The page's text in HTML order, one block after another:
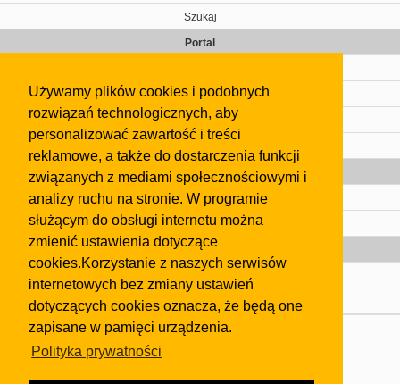
Używamy plików cookies i podobnych
rozwiązań technologicznych, aby
personalizować zawartość i treści
reklamowe, a także do dostarczenia funkcji
związanych z mediami społecznościowymi i
analizy ruchu na stronie. W programie
służącym do obsługi internetu można
zmienić ustawienia dotyczące
cookies.Korzystanie z naszych serwisów
internetowych bez zmiany ustawień
dotyczących cookies oznacza, że będą one
zapisane w pamięci urządzenia.
Polityka prywatności
Szukaj
Portal
Kontakt
Regulamin
Gazeta
Olkusz
Kontakt
Strefa dla biznesu
Biura nieruchomości
Dealerzy i autokomisy
Skontaktuj się z nami
regulaminuiPolityki Prywatności.